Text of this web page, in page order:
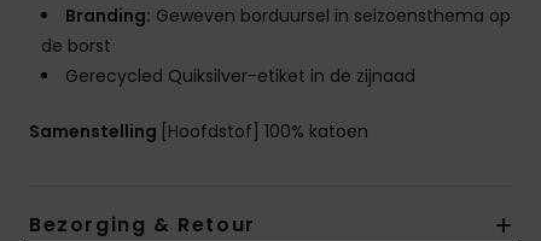
Branding: Geweven borduursel in seizoensthema op
de borst
Gerecycled Quiksilver-etiket in de zijnaad
Samenstelling [Hoofdstof] 100% katoen
Bezorging & Retour